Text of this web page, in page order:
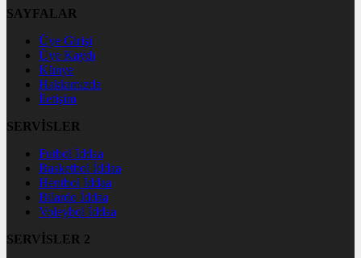
SAYFALAR
Üye Girişi
Üye Kaydı
Künye
Hakkımızda
İletişim
SERVİSLER
Futbol İddaa
Basketbol İddaa
Hentbol İddaa
Bilardo İddaa
Voleybol İddaa
SERVİSLER 2